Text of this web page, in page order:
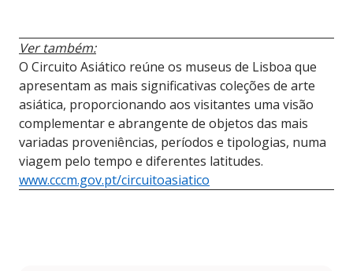
Ver também:
O Circuito Asiático reúne os museus de Lisboa que
apresentam as mais significativas coleções de arte
asiática, proporcionando aos visitantes uma visão
complementar e abrangente de objetos das mais
variadas proveniências, períodos e tipologias, numa
viagem pelo tempo e diferentes latitudes.
www.cccm.gov.pt/circuitoasiatico